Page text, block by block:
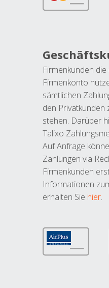
Firmenkunden
Firmenkonto
sämtlichen
den Privatkunden
stehen. Darüber
Talixo
Auf Anfrage
Zahlungen via
Firmenkunden
Informationen
erhalten Sie hier.